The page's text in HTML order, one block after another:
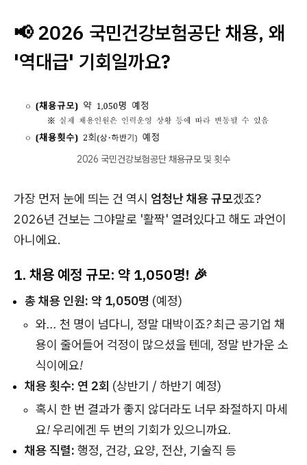
📢 2026 국민건강보험공단 채용, 왜
'역대급' 기회일까요?
2026 국민건강보험공단 채용규모 및 횟수
가장 먼저 눈에 띄는 건 역시 엄청난 채용 규모겠죠?
2026년 건보는 그야말로 '활짝' 열려있다고 해도 과언이
아니에요.
1. 채용 예정 규모: 약 1,050명! 🎉
총 채용 인원: 약 1,050명 (예정)
와... 천 명이 넘다니, 정말 대박이죠? 최근 공기업 채
용이 줄어들어 걱정이 많으셨을 텐데, 정말 반가운 소
식이에요!
채용 횟수: 연 2회 (상반기 / 하반기 예정)
혹시 한 번 결과가 좋지 않더라도 너무 좌절하지 마세
요! 우리에겐 두 번의 기회가 있으니까요.
채용 직렬: 행정, 건강, 요양, 전산, 기술직 등